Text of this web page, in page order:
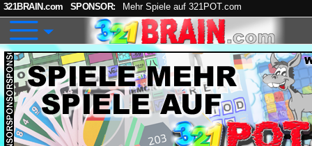
321BRAIN.com SPONSOR: Mehr Spiele auf 321POT.com